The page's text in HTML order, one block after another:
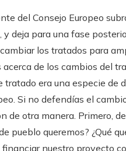
del Consejo Europeo
y deja para una fase
los tratados para
de los cambios del
tratado era una especie de
Si no defendías el
de otra manera. Primero,
pueblo queremos? ¿Qué
nuestro proyecto